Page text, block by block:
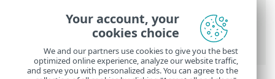
העזרה המקוונת של ESET >
ESET Internet
Security
> הגדרות מתקדמות>הגנות
גישה לאינטרנט > פרופילים של חיבורי רשת
Your account, your
cookies choice
We and our partners use cookies to give you the best
optimized online experience, analyze our website traffic,
and serve you with personalized ads. You can agree to the